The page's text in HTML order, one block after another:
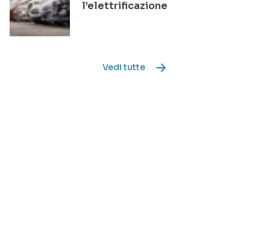
l’elettrificazione
Vedi tutte